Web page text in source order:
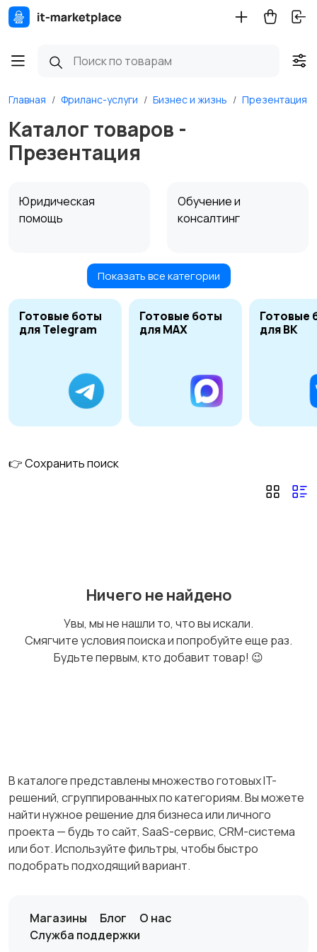
Главная Фриланс-услуги Бизнес и жизнь Презентация
Каталог товаров -
Презентация
Юридическая
помощь
Обучение и
консалтинг
Презентация Подбор персонала
помощник
Показать все категории
Готовые боты
для Telegram
Готовые боты
для MAX
Готовые
для ВК
👉 Сохранить поиск
Ничего не найдено
Увы, мы не нашли то, что вы искали.
Смягчите условия поиска и попробуйте еще раз.
Будьте первым, кто добавит товар! 😉
В каталоге представлены множество готовых IT-
решений, сгруппированных по категориям. Вы можете
найти нужное решение для бизнеса или личного
проекта — будь то сайт, SaaS-сервис, CRM-система
или бот. Используйте фильтры, чтобы быстро
подобрать подходящий вариант.
Магазины Блог
О нас
Служба поддержки